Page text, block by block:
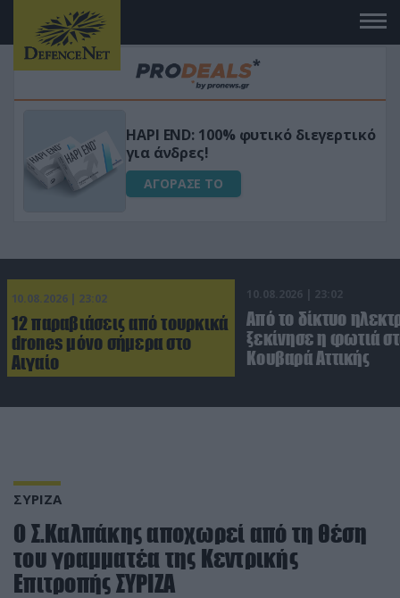
Μεταμόρφωσε τον κήπο σου με το
Ultra Box Μίνι Αλυσοπρίονο με
μπαταρία λιθίου
ΑΓΟΡΑΣΕ ΤΟ
10.08.2026 | 23:02
12 παραβιάσεις από τουρκικά
drones μόνο σήμερα στο
Αιγαίο
10.08.2026 | 23:02
Από το δίκτυο
ξεκίνησε η φωτιά
Κουβαρά Αττικής
ΣΥΡΙΖΑ
Ο Σ.Καλπάκης αποχωρεί από τη θέση
του γραμματέα της Κεντρικής
Επιτροπής ΣΥΡΙΖΑ